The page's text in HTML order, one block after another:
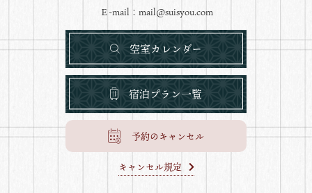
Ｅ-mail： mail@suisyou.com
空室カレンダー
宿泊プラン一覧
予約のキャンセル
キャンセル規定